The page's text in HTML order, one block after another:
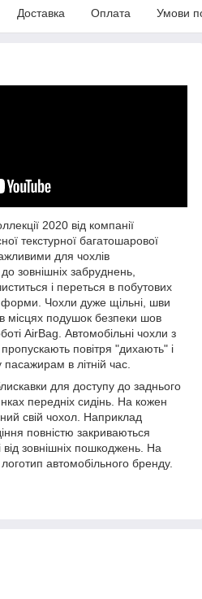
Доставка Оплата Умови
2020 від компанії
текстурної багатошарової
для чохлів
зовнішніх забруднень,
і переться в побутових
Чохли дуже щільні, шви
місцях подушок безпеки шов
AirBag. Автомобільні чохли з
повітря "дихають" і
в літній час.
для доступу до заднього
передніх сидінь. На кожен
свій чохол. Наприклад
повністю закриваються
зовнішніх пошкоджень. На
автомобільного бренду.